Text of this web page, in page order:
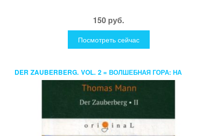
150 руб.
Посмотреть сейчас
DER ZAUBERBERG. VOL. 2 = ВОЛШЕБНАЯ ГОРА: НА
НЕМЕЦ.ЯЗ. MANN T.